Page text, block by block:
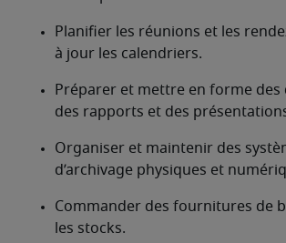
Planifier les réunions et les
à jour les calendriers.
Préparer et mettre en forme des
des rapports et des
Organiser et maintenir des
d’archivage physiques et
Commander des fournitures de
les stocks.